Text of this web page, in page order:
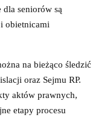
dla seniorów są
obietnicami
na bieżąco śledzić
oraz Sejmu RP.
aktów prawnych,
etapy procesu